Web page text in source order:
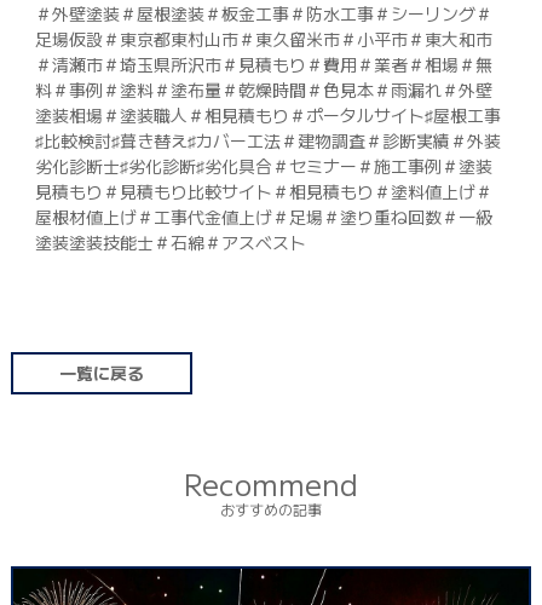
＃外壁塗装＃屋根塗装＃板金工事＃防水工事＃シーリング＃
足場仮設＃東京都東村山市＃東久留米市＃小平市＃東大和市
＃清瀬市＃埼玉県所沢市＃見積もり＃費用＃業者＃相場＃無
料＃事例＃塗料＃塗布量＃乾燥時間＃色見本＃雨漏れ＃外壁
塗装相場＃塗装職人＃相見積もり＃ポータルサイト♯屋根工事
♯比較検討♯葺き替え♯カバー工法＃建物調査＃診断実績＃外装
劣化診断士♯劣化診断♯劣化具合＃セミナー＃施工事例＃塗装
見積もり＃見積もり比較サイト＃相見積もり＃塗料値上げ＃
屋根材値上げ＃工事代金値上げ＃足場＃塗り重ね回数＃一級
塗装塗装技能士＃石綿＃アスベスト
一覧に戻る
Recommend
おすすめの記事